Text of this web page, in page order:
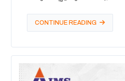
CONTINUE READING